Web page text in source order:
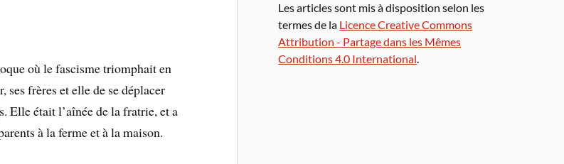
où le fascisme triomphait en
frères et elle de se déplacer
Elle était l’aînée de la fratrie, et a
à la ferme et à la maison.
Les articles sont mis à disposition selon les
termes de la Licence Creative Commons
Attribution - Partage dans les Mêmes
Conditions 4.0 International.